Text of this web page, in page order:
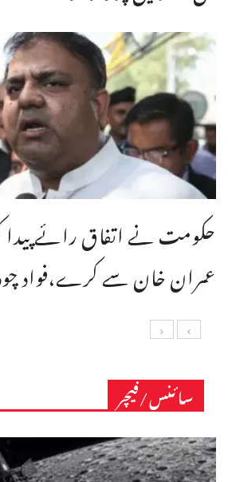
حکومت نے اتفاق رائے پیدا
عمران خان سے کرے،فواد
سائنس/فیچر